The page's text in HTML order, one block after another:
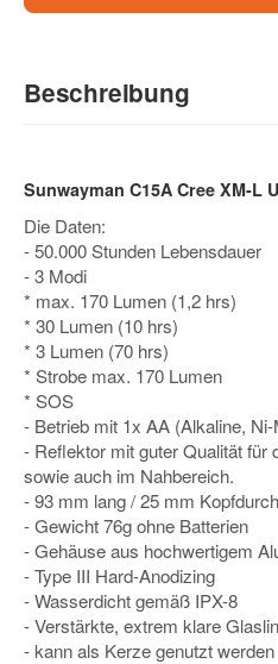
Beschreibung
Sunwayman C15A Cree XM-L
Die Daten:
- 50.000 Stunden Lebensdauer
- 3 Modi
* max. 170 Lumen (1,2 hrs)
* 30 Lumen (10 hrs)
* 3 Lumen (70 hrs)
* Strobe max. 170 Lumen
* SOS
- Betrieb mit 1x AA (Alkaline,
- Reflektor mit guter Qualität für
sowie auch im Nahbereich.
- 93 mm lang / 25 mm
- Gewicht 76g ohne Batterien
- Gehäuse aus hochwertigem
- Type III Hard-Anodizing
- Wasserdicht gemäß IPX-8
- Verstärkte, extrem klare
- kann als Kerze genutzt werden